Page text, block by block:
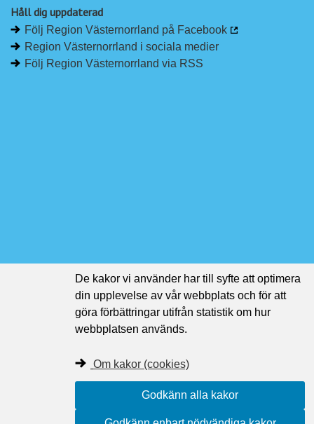
Håll dig uppdaterad
Följ Region Västernorrland på Facebook
Region Västernorrland i sociala medier
Följ Region Västernorrland via RSS
De kakor vi använder har till syfte att optimera
din upplevelse av vår webbplats och för att
göra förbättringar utifrån statistik om hur
webbplatsen används.
Om kakor (cookies)
Godkänn alla kakor